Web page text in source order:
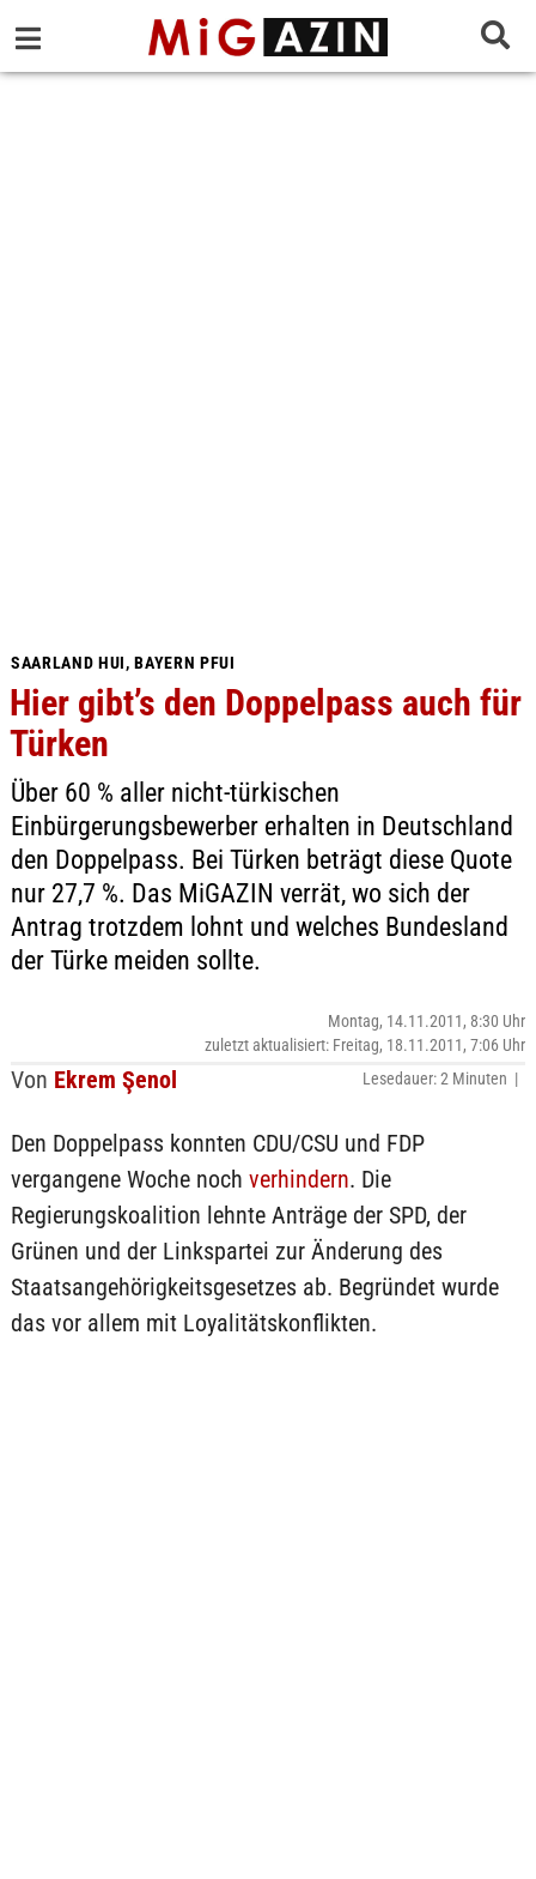
SAARLAND HUI, BAYERN PFUI
Hier gibt’s den Doppelpass auch für
Türken
Über 60 % aller nicht-türkischen
Einbürgerungsbewerber erhalten in Deutschland
den Doppelpass. Bei Türken beträgt diese Quote
nur 27,7 %. Das MiGAZIN verrät, wo sich der
Antrag trotzdem lohnt und welches Bundesland
der Türke meiden sollte.
Von Ekrem Şenol
Montag, 14.11.2011, 8:30 Uhr
zuletzt aktualisiert: Freitag, 18.11.2011, 7:06 Uhr
Lesedauer: 2 Minuten |
Den Doppelpass konnten CDU/CSU und FDP
vergangene Woche noch verhindern. Die
Regierungskoalition lehnte Anträge der SPD, der
Grünen und der Linkspartei zur Änderung des
Staatsangehörigkeitsgesetzes ab. Begründet wurde
das vor allem mit Loyalitätskonflikten.